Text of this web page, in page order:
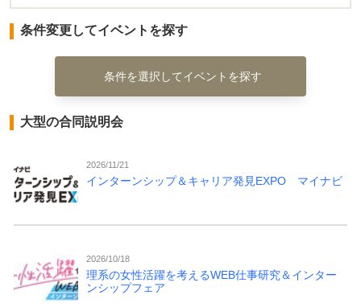
条件変更してイベントを探す
条件を選択してイベントを探す
大型の合同説明会
2026/11/21
インターンシップ＆キャリア発見EXPO マイナビ
2026/10/18
理系の女性活躍を考えるWEB仕事研究＆インター
ンシップフェア